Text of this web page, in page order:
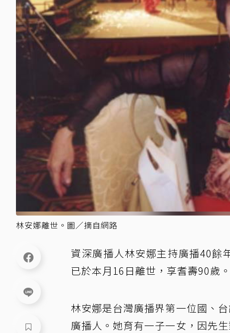
林安娜離世。圖／摘自網路
資深廣播人林安娜主持廣播40餘
已於本月16日離世，享耆壽90歲。
林安娜是台灣廣播界第一位國、
廣播人。她育有一子一女，因先